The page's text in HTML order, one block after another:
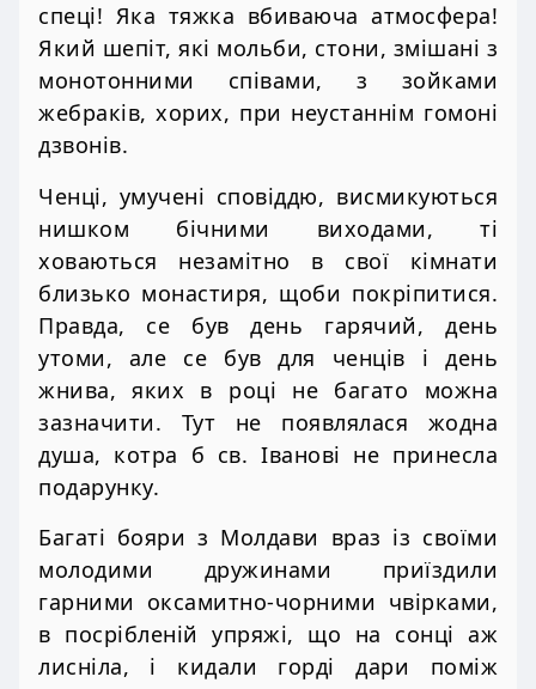
спеці! Яка тяжка вбиваюча атмосфера!
Який шепіт, які мольби, стони, змішані з
монотонними співами, з зойками
жебраків, хорих, при неустаннім гомоні
дзвонів.
Ченці, умучені сповіддю, висмикуються
нишком бічними виходами, ті
ховаються незамітно в свої кімнати
близько монастиря, щоби покріпитися.
Правда, се був день гарячий, день
утоми, але се був для ченців і день
жнива, яких в році не багато можна
зазначити. Тут не появлялася жодна
душа, котра б св. Іванові не принесла
подарунку.
Багаті бояри з Молдави враз із своїми
молодими дружинами приїздили
гарними оксамитно-чорними чвірками,
в посрібленій упряжі, що на сонці аж
лисніла, і кидали горді дари поміж